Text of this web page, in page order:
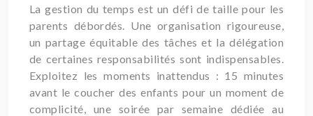
La gestion du temps est un défi de taille pour les
parents débordés. Une organisation rigoureuse,
un partage équitable des tâches et la délégation
de certaines responsabilités sont indispensables.
Exploitez les moments inattendus : 15 minutes
avant le coucher des enfants pour un moment de
complicité, une soirée par semaine dédiée au